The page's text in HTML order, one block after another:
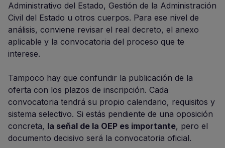
Administrativo del Estado, Gestión de la Administración
Civil del Estado u otros cuerpos. Para ese nivel de
análisis, conviene revisar el real decreto, el anexo
aplicable y la convocatoria del proceso que te
interese.
Tampoco hay que confundir la publicación de la
oferta con los plazos de inscripción. Cada
convocatoria tendrá su propio calendario, requisitos y
sistema selectivo. Si estás pendiente de una oposición
concreta, la señal de la OEP es importante, pero el
documento decisivo será la convocatoria oficial.